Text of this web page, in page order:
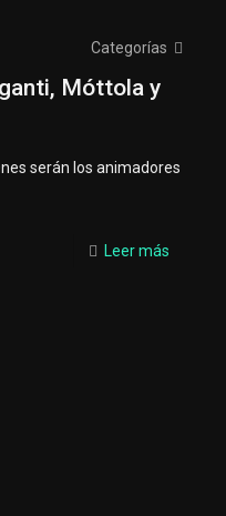
Categorías
Móttola y
serán los animadores
Leer más